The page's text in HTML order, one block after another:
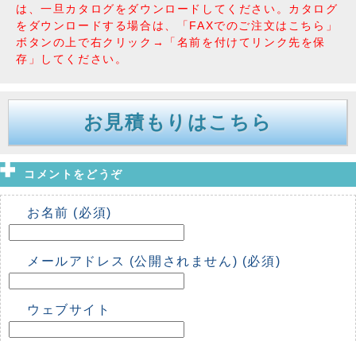
は、一旦カタログをダウンロードしてください。カタログ
をダウンロードする場合は、「FAXでのご注文はこちら」
ボタンの上で右クリック→「名前を付けてリンク先を保
存」してください。
お見積もりはこちら
コメントをどうぞ
お名前 (必須)
メールアドレス (公開されません) (必須)
ウェブサイト